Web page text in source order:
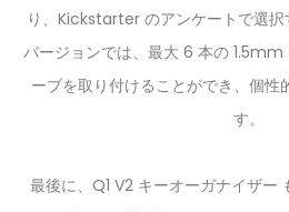
り、Kickstarter のアンケートで選
バージョンでは、最大 6 本の
ーブを取り付けることができ、個性
す。
最後に、 Q1 V2 キーオーガナイザー